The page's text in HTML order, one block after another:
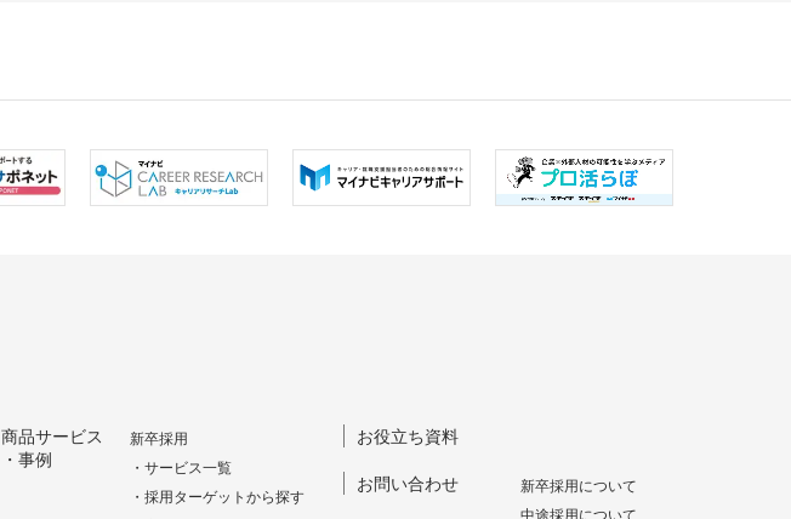
商品サービス
・事例
新卒採用
・サービス一覧
・採用ターゲットから探す
お役立ち資料
お問い合わせ
新卒採⽤について
中途採⽤について